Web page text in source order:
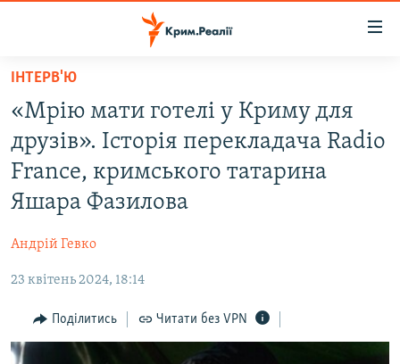
Перейти
основного
матеріалу
Перейти
до
основної
Перейти
до
ВОДА.КРИМ
ВІДЕО ТА ФОТО
ПОЛІТИКА
ПОГЛЯД
ІНТЕРВ'Ю
ВСЕ ЗА ДЕНЬ
СПЕЦПРОЕКТИ
ІНТЕРВ'Ю
«Мрію мати готелі у Криму для
друзів». Історія перекладача Radio
France, кримського татарина
Яшара Фазилова
Андрій Гевко
23 квітень 2024, 18:14
Поділитись Читати без VPN